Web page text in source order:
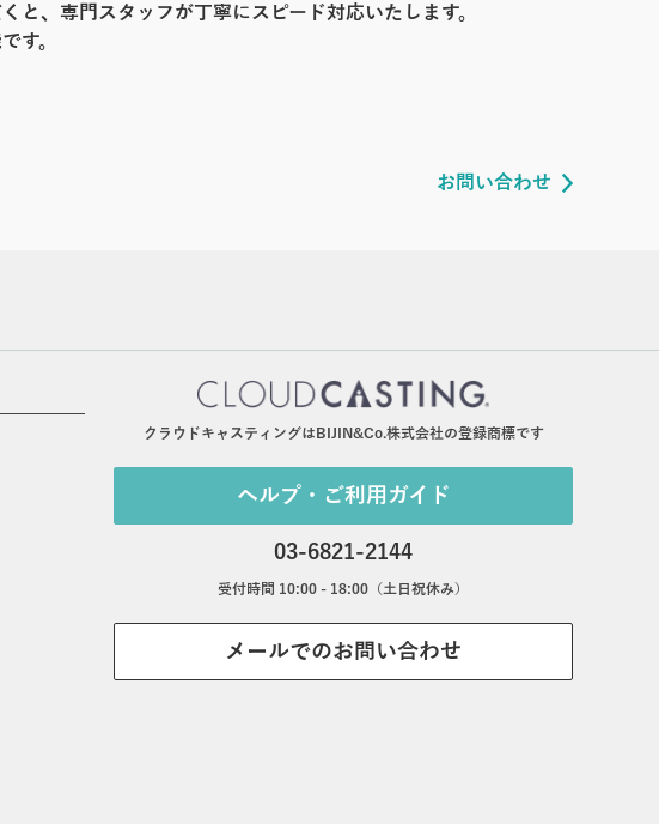
と、専門スタッフが丁寧にスピード対応いたします。
す。
お問い合わせ
クラウドキャスティングはBIJIN&Co.株式会社の登録商標です
ヘルプ・ご利用ガイド
03-6821-2144
受付時間 10:00 - 18:00（土日祝休み）
メールでのお問い合わせ